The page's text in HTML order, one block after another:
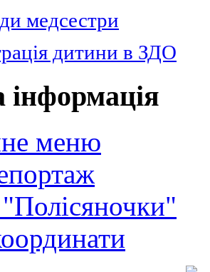
медсестри
дитини в ЗДО
інформація
меню